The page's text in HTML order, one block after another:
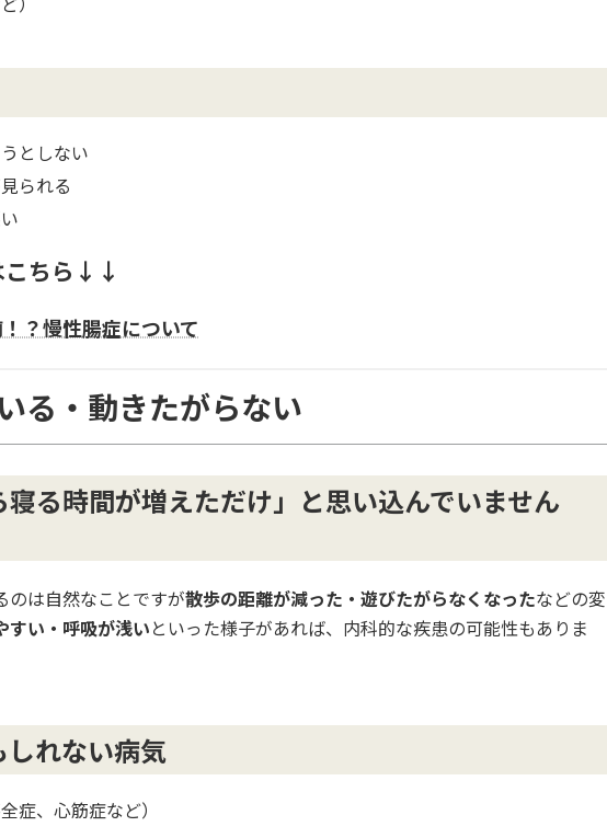
としない
られる
こちら↓↓
？慢性腸症について
る・動きたがらない
寝る時間が増えただけ」と思い込んでいません
のは自然なことですが散歩の距離が減った・遊びたがらなくなったなどの変
すい・呼吸が浅いといった様子があれば、内科的な疾患の可能性もありま
れない病気
症、心筋症など）